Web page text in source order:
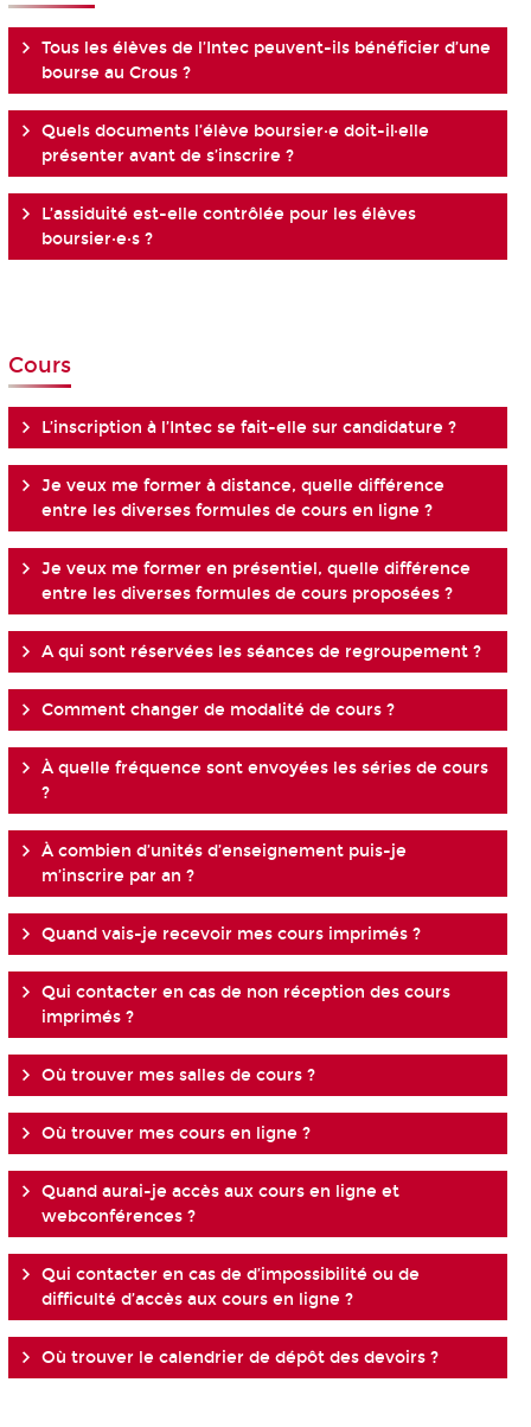
Tous les élèves de l’Intec peuvent-ils bénéficier d’une
bourse au Crous ?
Quels documents l’élève boursier·e doit-il·elle
présenter avant de s’inscrire ?
L’assiduité est-elle contrôlée pour les élèves
boursier·e·s ?
Cours
L’inscription à l’Intec se fait-elle sur candidature ?
Je veux me former à distance, quelle différence
entre les diverses formules de cours en ligne ?
Je veux me former en présentiel, quelle différence
entre les diverses formules de cours proposées ?
A qui sont réservées les séances de regroupement ?
Comment changer de modalité de cours ?
À quelle fréquence sont envoyées les séries de cours
?
À combien d’unités d’enseignement puis-je
m’inscrire par an ?
Quand vais-je recevoir mes cours imprimés ?
Qui contacter en cas de non réception des cours
imprimés ?
Où trouver mes salles de cours ?
Où trouver mes cours en ligne ?
Quand aurai-je accès aux cours en ligne et
webconférences ?
Qui contacter en cas de d’impossibilité ou de
difficulté d’accès aux cours en ligne ?
Où trouver le calendrier de dépôt des devoirs ?